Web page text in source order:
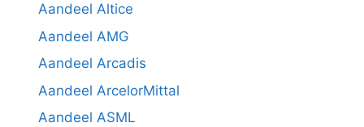
Aandeel Altice
Aandeel AMG
Aandeel Arcadis
Aandeel ArcelorMittal
Aandeel ASML